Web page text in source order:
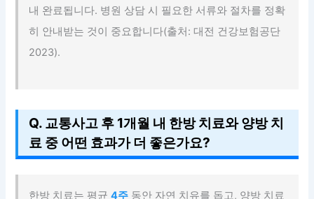
내 완료됩니다. 병원 상담 시 필요한 서류와 절차를 정확
히 안내받는 것이 중요합니다(출처: 대전 건강보험공단
2023).
Q. 교통사고 후 1개월 내 한방 치료와 양방 치
료 중 어떤 효과가 더 좋은가요?
한방 치료는 평균4주 동안 자연 치유를 돕고, 양방 치료